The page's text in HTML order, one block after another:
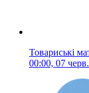
Товариські
00:00, 07